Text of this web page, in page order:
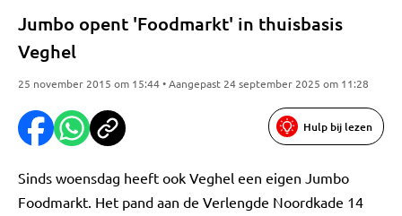
Jumbo opent 'Foodmarkt' in thuisbasis
Veghel
25 november 2015 om 15:44 • Aangepast 24 september 2025 om 11:28
Hulp bij lezen
Sinds woensdag heeft ook Veghel een eigen Jumbo
Foodmarkt. Het pand aan de Verlengde Noordkade 14